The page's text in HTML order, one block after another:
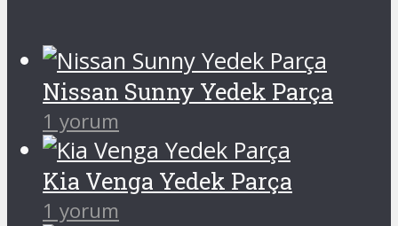
Nissan Sunny Yedek Parça
1 yorum
Kia Venga Yedek Parça
1 yorum